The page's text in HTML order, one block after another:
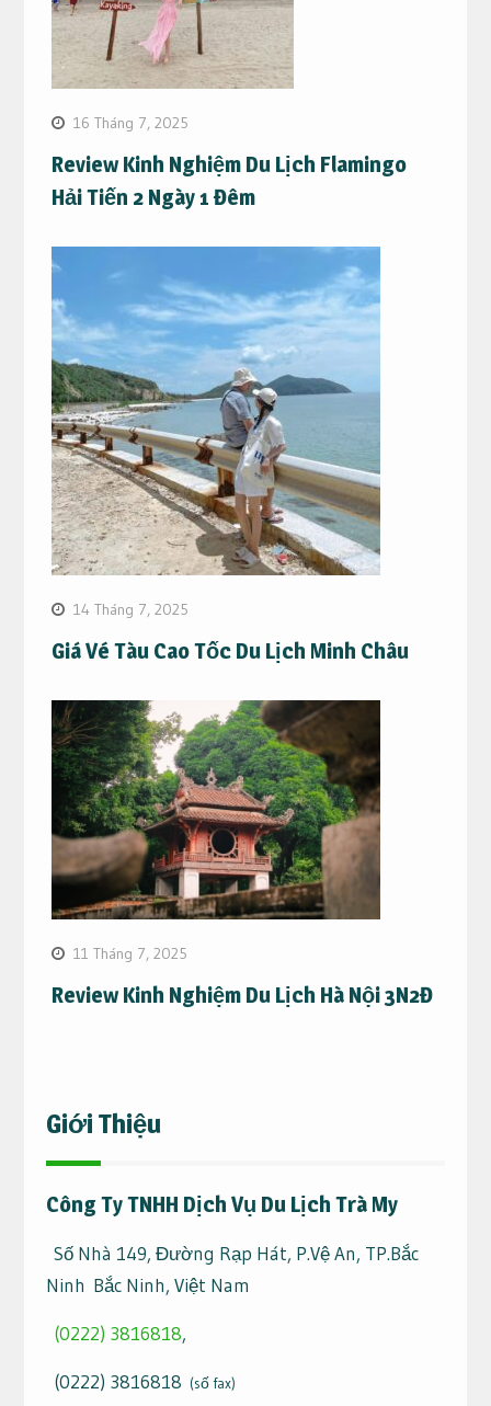
16 Tháng 7, 2025
Review Kinh Nghiệm Du Lịch Flamingo
Hải Tiến 2 Ngày 1 Đêm
14 Tháng 7, 2025
Giá Vé Tàu Cao Tốc Du Lịch Minh Châu
11 Tháng 7, 2025
Review Kinh Nghiệm Du Lịch Hà Nội 3N2Đ
Giới Thiệu
Công Ty TNHH Dịch Vụ Du Lịch Trà My
Số Nhà 149, Đường Rạp Hát, P.Vệ An, TP.Bắc
Ninh Bắc Ninh, Việt Nam
(0222) 3816818,
(0222) 3816818 (số fax)